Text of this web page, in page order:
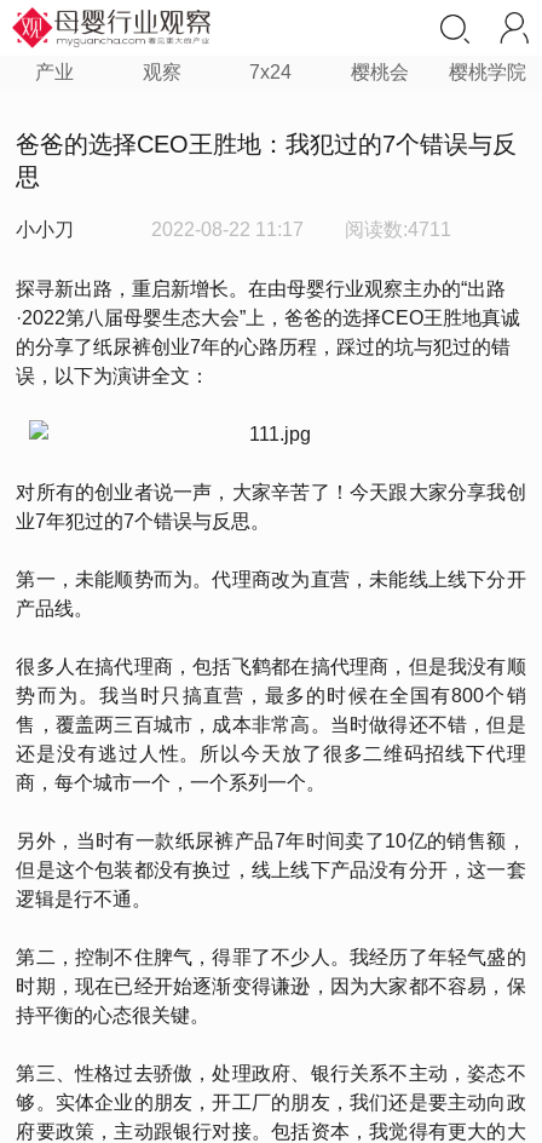
产业 观察 7x24 樱桃会 樱桃学院
爸爸的选择CEO王胜地：我犯过的7个错误与反
思
小小刀 2022-08-22 11:17 阅读数:4711
探寻新出路，重启新增长。在由母婴行业观察主办的“出路
·2022第八届母婴生态大会”上，爸爸的选择CEO王胜地真诚
的分享了纸尿裤创业7年的心路历程，踩过的坑与犯过的错
误，以下为演讲全文：
对所有的创业者说一声，大家辛苦了！今天跟大家分享我创
业7年犯过的7个错误与反思。
第一，未能顺势而为。代理商改为直营，未能线上线下分开
产品线。
很多人在搞代理商，包括飞鹤都在搞代理商，但是我没有顺
势而为。我当时只搞直营，最多的时候在全国有800个销
售，覆盖两三百城市，成本非常高。当时做得还不错，但是
还是没有逃过人性。所以今天放了很多二维码招线下代理
商，每个城市一个，一个系列一个。
另外，当时有一款纸尿裤产品7年时间卖了10亿的销售额，
但是这个包装都没有换过，线上线下产品没有分开，这一套
逻辑是行不通。
第二，控制不住脾气，得罪了不少人。我经历了年轻气盛的
时期，现在已经开始逐渐变得谦逊，因为大家都不容易，保
持平衡的心态很关键。
第三、性格过去骄傲，处理政府、银行关系不主动，姿态不
够。实体企业的朋友，开工厂的朋友，我们还是要主动向政
府要政策，主动跟银行对接。包括资本，我觉得有更大的大